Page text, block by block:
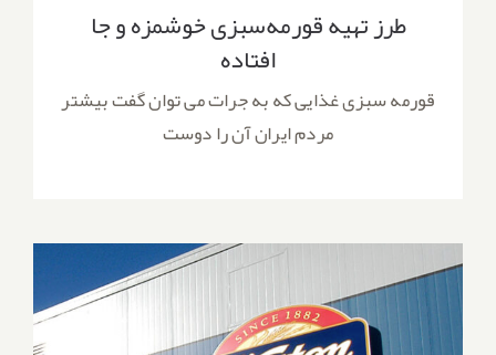
طرز تهیه قورمه‌سبزی خوشمزه و جا
افتاده
قورمه سبزی غذایی که به جرات می توان گفت بیشتر
مردم ایران آن را دوست